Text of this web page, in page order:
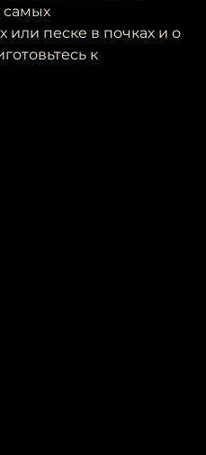
самых
или песке в почках и о
к